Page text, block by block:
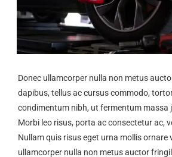
Donec ullamcorper nulla non metus
dapibus, tellus ac cursus commodo,
condimentum nibh, ut fermentum massa
Morbi leo risus, porta ac consectetur ac,
Nullam quis risus eget urna mollis ornare
ullamcorper nulla non metus auctor